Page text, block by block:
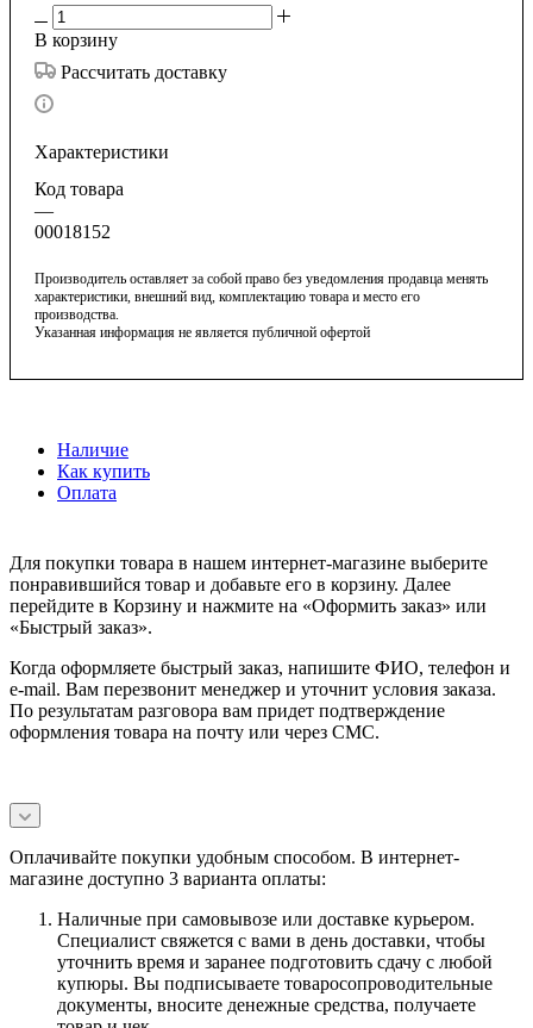
В корзину
Рассчитать доставку
Характеристики
Код товара
—
00018152
Производитель оставляет за собой право без уведомления продавца менять
характеристики, внешний вид, комплектацию товара и место его
производства.
Указанная информация не является публичной офертой
Наличие
Как купить
Оплата
Для покупки товара в нашем интернет-магазине выберите
понравившийся товар и добавьте его в корзину. Далее
перейдите в Корзину и нажмите на «Оформить заказ» или
«Быстрый заказ».
Когда оформляете быстрый заказ, напишите ФИО, телефон и
e-mail. Вам перезвонит менеджер и уточнит условия заказа.
По результатам разговора вам придет подтверждение
оформления товара на почту или через СМС.
Оплачивайте покупки удобным способом. В интернет-
магазине доступно 3 варианта оплаты:
Наличные при самовывозе или доставке курьером.
Специалист свяжется с вами в день доставки, чтобы
уточнить время и заранее подготовить сдачу с любой
купюры. Вы подписываете товаросопроводительные
документы, вносите денежные средства, получаете